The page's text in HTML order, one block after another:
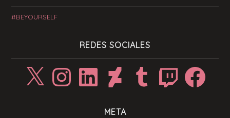
#BEYOURSELF
REDES SOCIALES
InstagramLinkedIn DeviantArtTumblr Twitch Facebook
META